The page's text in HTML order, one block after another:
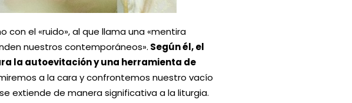
con el «ruido», al que llama una «mentira
nuestros contemporáneos». Según él, el
la autoevitación y una herramienta de
a la cara y confrontemos nuestro vacío
extiende de manera significativa a la liturgia.